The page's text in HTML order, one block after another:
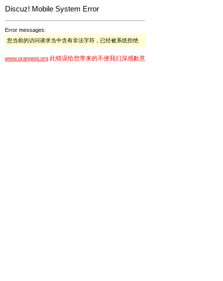
Discuz! Mobile System Error
Error messages:
您当前的访问请求当中含有非法字符，已经被系统拒绝
www.orangepi.org 此错误给您带来的不便我们深感歉意